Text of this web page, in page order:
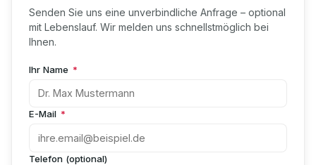
Senden Sie uns eine unverbindliche Anfrage – optional
mit Lebenslauf. Wir melden uns schnellstmöglich bei
Ihnen.
Ihr Name *
E-Mail *
Telefon (optional)